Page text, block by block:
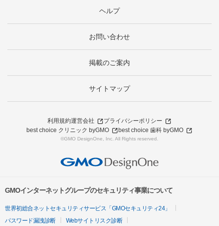
ヘルプ
お問い合わせ
掲載のご案内
サイトマップ
利用規約運営会社
プライバシーポリシー
best choice クリニック byGMO
best choice 歯科 byGMO
©GMO DesignOne, Inc. All Rights reserved.
GMOインターネットグループのセキュリティ事業について
世界初総合ネットセキュリティサービス「GMOセキュリティ24」
パスワード漏洩診断
Webサイトリスク診断